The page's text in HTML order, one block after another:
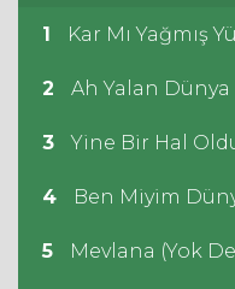
1 Kar Mı Yağmış
2 Ah Yalan Dünya
3 Yine Bir Hal
4 Ben Miyim
5 Mevlana (Yok